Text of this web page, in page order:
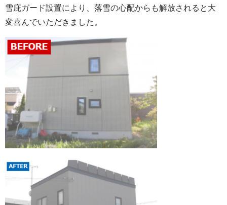
雪庇ガード設置により、落雪の心配からも解放されると大
変喜んでいただきました。